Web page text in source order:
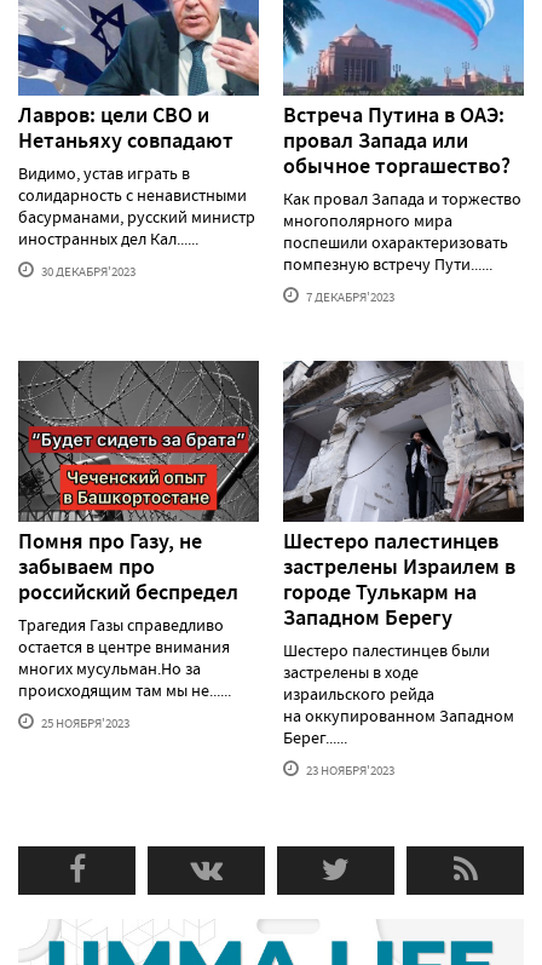
Лавров: цели СВО и
Нетаньяху совпадают
Видимо, устав играть в
солидарность с ненавистными
басурманами, русский министр
иностранных дел Кал......
30 ДЕКАБРЯ'2023
Встреча Путина в ОАЭ:
провал Запада или
обычное торгашество?
Как провал Запада и торжество
многополярного мира
поспешили охарактеризовать
помпезную встречу Пути......
7 ДЕКАБРЯ'2023
Помня про Газу, не
забываем про
российский беспредел
Трагедия Газы справедливо
остается в центре внимания
многих мусульман.Но за
происходящим там мы не......
25 НОЯБРЯ'2023
Шестеро палестинцев
застрелены Израилем в
городе Тулькарм на
Западном Берегу
Шестеро палестинцев были
застрелены в ходе
израильского рейда
на оккупированном Западном
Берег......
23 НОЯБРЯ'2023